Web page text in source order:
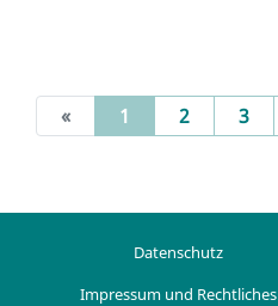
« 1 (current)
2 3
Datenschutz
Impressum und Rechtliches